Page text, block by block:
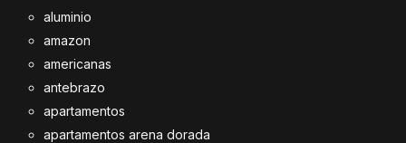
aluminio
amazon
americanas
antebrazo
apartamentos
apartamentos arena dorada